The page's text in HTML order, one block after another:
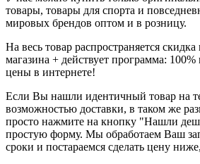
товары, товары для спорта и
мировых брендов оптом и в розницу.
На весь товар распространяется
магазина + действует программа:
цены в интернете!
Если Вы нашли идентичный товар на
возможностью доставки, в таком же
просто нажмите на кнопку "Нашли
простую форму. Мы обработаем Ваш
сроки и постараемся сделать цену